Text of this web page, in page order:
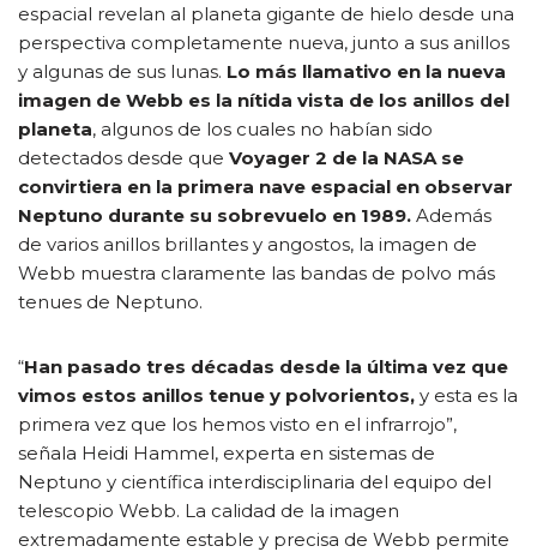
espacial revelan al planeta gigante de hielo desde una
perspectiva completamente nueva, junto a sus anillos
y algunas de sus lunas. Lo más llamativo en la nueva
imagen de Webb es la nítida vista de los anillos del
planeta, algunos de los cuales no habían sido
detectados desde que Voyager 2 de la NASA se
convirtiera en la primera nave espacial en observar
Neptuno durante su sobrevuelo en 1989. Además
de varios anillos brillantes y angostos, la imagen de
Webb muestra claramente las bandas de polvo más
tenues de Neptuno.
“Han pasado tres décadas desde la última vez que
vimos estos anillos tenue y polvorientos, y esta es la
primera vez que los hemos visto en el infrarrojo”,
señala Heidi Hammel, experta en sistemas de
Neptuno y científica interdisciplinaria del equipo del
telescopio Webb. La calidad de la imagen
extremadamente estable y precisa de Webb permite